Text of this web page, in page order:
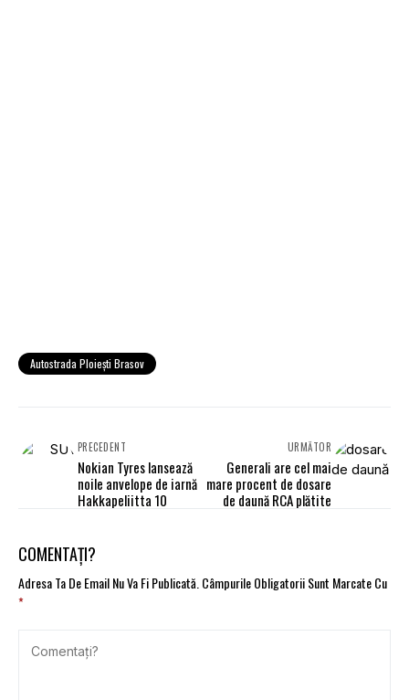
Autostrada Ploieşti Brasov
PRECEDENT
Nokian Tyres lansează
noile anvelope de iarnă
Hakkapeliitta 10
URMĂTOR
Generali are cel mai
mare procent de dosare
de daună RCA plătite
COMENTAȚI?
Adresa Ta De Email Nu Va Fi Publicată.Câmpurile Obligatorii Sunt Marcate Cu
*